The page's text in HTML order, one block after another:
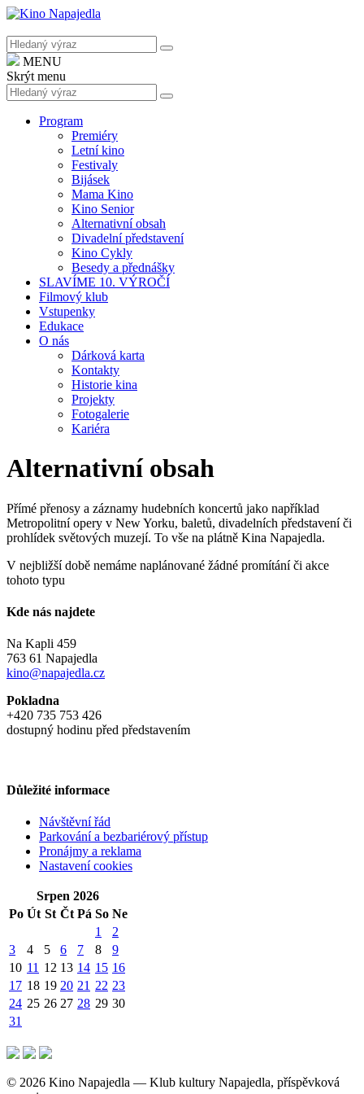
MENU
Skrýt menu
Program
Premiéry
Letní kino
Festivaly
Bijásek
Mama Kino
Kino Senior
Alternativní obsah
Divadelní představení
Kino Cykly
Besedy a přednášky
SLAVÍME 10. VÝROČÍ
Filmový klub
Vstupenky
Edukace
O nás
Dárková karta
Kontakty
Historie kina
Projekty
Fotogalerie
Kariéra
Alternativní obsah
Přímé přenosy a záznamy hudebních koncertů jako například
Metropolitní opery v New Yorku, baletů, divadelních představení či
prohlídek světových muzejí. To vše na plátně Kina Napajedla.
V nejbližší době nemáme naplánované žádné promítání či akce
tohoto typu
Kde nás najdete
Na Kapli 459
763 61 Napajedla
kino@napajedla.cz
Pokladna
+420 735 753 426
dostupný hodinu před představením
Důležité informace
Návštěvní řád
Parkování a bezbariérový přístup
Pronájmy a reklama
Nastavení cookies
Srpen 2026
Po Út St Čt Pá So Ne
1
2
3
4 5 6 7 8
9
10 11 12 13 14 15 16
17 18 19 20 21 22 23
24 25 26 27 28 29 30
31
© 2026 Kino Napajedla — Klub kultury Napajedla, příspěvková